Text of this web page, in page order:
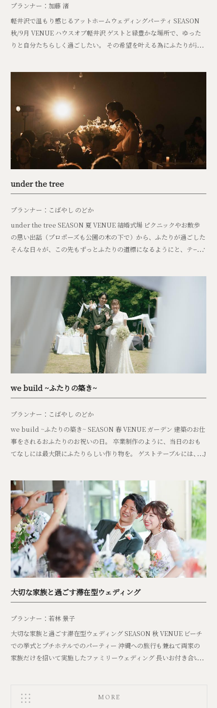
プランナー：加藤 渚
軽井沢で温もり感じるアットホームウェディングパーティ SEASON
秋/9月 VENUE ハウスオブ軽井沢 ゲストと緑豊かな場所で、ゆった
りと自分たちらしく過ごしたい。 その希望を叶える為にふたりが選
under the tree
プランナー：こばやし のどか
under the tree SEASON 夏 VENUE 結婚式場 ピクニックやお散歩
の思い出話（プロポーズも公園の木の下で）から、ふたりが過ごした
そんな日々が、この先もずっとふたりの道標になるようにと、テーマ
we build ~ふたりの築き~
プランナー：こばやし のどか
we build ~ふたりの築き~ SEASON 春 VENUE ガーデン 建築のお仕
事をされるおふたりのお祝いの日。 卒業制作のように、当日のおも
てなしには最大限にふたりらしい作り物を。 ゲストテーブルには、約
大切な家族と過ごす滞在型ウェディング
プランナー：若林 景子
大切な家族と過ごす滞在型ウェディング SEASON 秋 VENUE ビーチ
での挙式とプチホテルでのパーティー 沖縄への旅行も兼ねて両家の
家族だけを招いて実施したファミリーウェディング 長いお付き合い
MORE